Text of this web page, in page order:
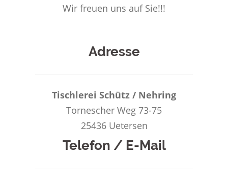
Wir freuen uns auf Sie!!!
Adresse
Tischlerei Schütz / Nehring
Tornescher Weg 73-75
25436 Uetersen
Telefon / E-Mail